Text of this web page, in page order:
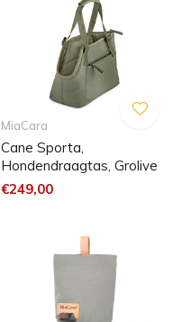
MiaCara
Cane Sporta,
Hondendraagtas, Grolive
€249,00